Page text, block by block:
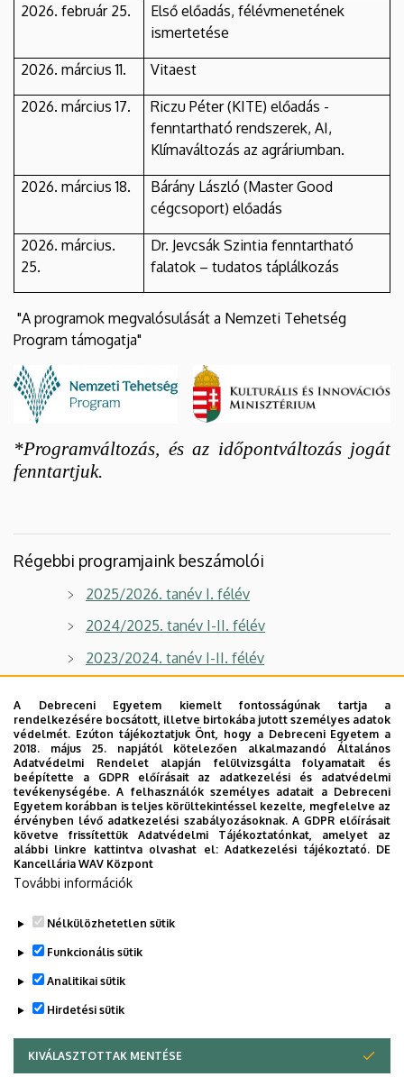
2026. február 25.
Első előadás, félévmenetének
ismertetése
2026. március 11. Vitaest
2026. március 17.
Riczu Péter (KITE) előadás -
fenntartható rendszerek, AI,
Klímaváltozás az agráriumban.
2026. március 18.
Bárány László (Master Good
cégcsoport) előadás
2026. március.
25.
Dr. Jevcsák Szintia fenntartható
falatok – tudatos táplálkozás
"A programok megvalósulását a Nemzeti Tehetség
Program támogatja"
*Programváltozás, és az időpontváltozás jogát
fenntartjuk.
Régebbi programjaink beszámolói
2025/2026. tanév I. félév
2024/2025. tanév I-II. félév
2023/2024. tanév I-II. félév
2021/2022. tanév I-II. félév
2020/2021. tanév I-II. félév
2019/2020. tanév I-II. félév
2018/2019. tanév I-II. félév
Legutóbbi frissítés:
A Debreceni Egyetem kiemelt fontosságúnak tartja a
rendelkezésére bocsátott, illetve birtokába jutott személyes adatok
védelmét. Ezúton tájékoztatjuk Önt, hogy a Debreceni Egyetem a
2018. május 25. napjától kötelezően alkalmazandó Általános
Adatvédelmi Rendelet alapján felülvizsgálta folyamatait és
beépítette a GDPR előírásait az adatkezelési és adatvédelmi
tevékenységébe. A felhasználók személyes adatait a Debreceni
Egyetem korábban is teljes körültekintéssel kezelte, megfelelve az
érvényben lévő adatkezelési szabályozásoknak. A GDPR előírásait
követve frissítettük Adatvédelmi Tájékoztatónkat, amelyet az
alábbi linkre kattintva olvashat el:Adatkezelési tájékoztató. DE
Kancellária WAV Központ
További információk
Nélkülözhetetlen sütik
Funkcionális sütik
Analitikai sütik
Hirdetési sütik
KIVÁLASZTOTTAK MENTÉSE
WITHDRAW CONSENT